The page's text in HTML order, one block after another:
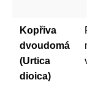
Kopřiva
dvoudomá
(Urtica
dioica)